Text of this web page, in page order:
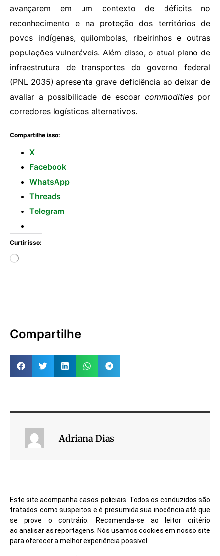
avançarem em um contexto de déficits no
reconhecimento e na proteção dos territórios de
povos indígenas, quilombolas, ribeirinhos e outras
populações vulneráveis. Além disso, o atual plano de
infraestrutura de transportes do governo federal
(PNL 2035) apresenta grave deficiência ao deixar de
avaliar a possibilidade de escoar commodities por
corredores logísticos alternativos.
Compartilhe isso:
X
Facebook
WhatsApp
Threads
Telegram
Curtir isso:
Compartilhe
Adriana Dias
Este site acompanha casos policiais. Todos os conduzidos são
tratados como suspeitos e é presumida sua inocência até que
se prove o contrário. Recomenda-se ao leitor critério
ao analisar as reportagens. Nós usamos cookies em nosso site
para oferecer a melhor experiência possível.